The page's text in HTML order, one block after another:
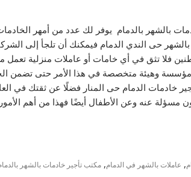
بالشهر بالدمام يوفر لك عدد من أمهر
بالشهر حى الندي الدمام فيمكنك أن تلجأ إلى
فلا تثق في أي خامات أو عاملات منزلية تعمل
مؤسسة وهيئة متخصصة في هذا الأمر حتى تضمن
خادمات الدمام حى المنار فضلًا عن ثقتك في
مسؤلة عنه وعن الأطفال أيضًا فهذا من أهم
, عاملات بالشهر في الدمام, مكتب تأجير خادمات بالشهر